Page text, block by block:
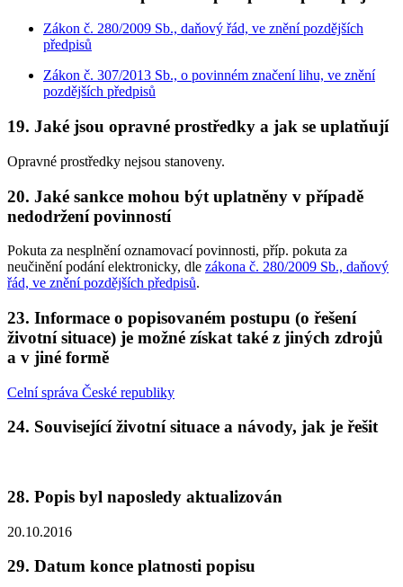
Zákon č. 280/2009 Sb., daňový řád, ve znění pozdějších
předpisů
Zákon č. 307/2013 Sb., o povinném značení lihu, ve znění
pozdějších předpisů
19. Jaké jsou opravné prostředky a jak se uplatňují
Opravné prostředky nejsou stanoveny.
20. Jaké sankce mohou být uplatněny v případě
nedodržení povinností
Pokuta za nesplnění oznamovací povinnosti, příp. pokuta za
neučinění podání elektronicky, dle zákona č. 280/2009 Sb., daňový
řád, ve znění pozdějších předpisů.
23. Informace o popisovaném postupu (o řešení
životní situace) je možné získat také z jiných zdrojů
a v jiné formě
Celní správa České republiky
24. Související životní situace a návody, jak je řešit
28. Popis byl naposledy aktualizován
20.10.2016
29. Datum konce platnosti popisu